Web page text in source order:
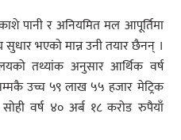
पानी र अनियमित मल आपूर्तिमा
सुधार भएको मान्न उनी तयार छैनन् ।
तथ्यांक अनुसार आर्थिक वर्ष
उच्च ५९ लाख ५५ हजार मेट्रिक
वर्ष ४० अर्ब १८ करोड रुपैयाँ